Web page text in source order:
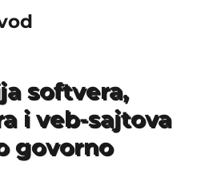
softvera,
i veb-sajtova
govorno